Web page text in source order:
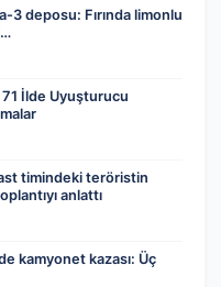
3 deposu: Fırında limonlu
71 İlde Uyuşturucu
timindeki teröristin
anlattı
kamyonet kazası: Üç